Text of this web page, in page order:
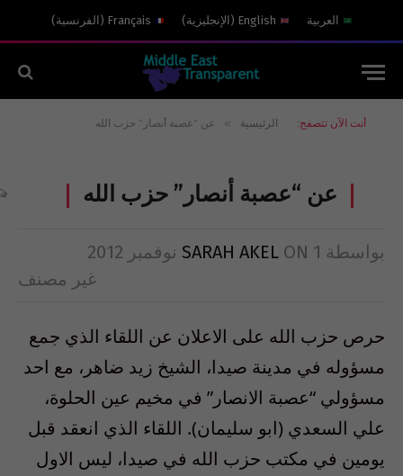
العربية English
( الإنجليزية)
Français
( الفرنسية)
أنت الآن تتصفح: الرئيسية » عن “عصبة أنصار” حزب الله
عن “عصبة أنصار” حزب الله
بواسطة SARAH AKEL ON 1 نوفمبر 2012
غير مصنف
حرص حزب الله على الاعلان عن اللقاء الذي جمع
مسؤوله في مدينة صيدا، الشيخ زيد ضاهر، مع احد
مسؤولي “عصبة الانصار” في مخيم عين الحلوة،
علي السعدي (ابو سليمان). اللقاء الذي انعقد قبل
يومين في مكتب حزب الله في صيدا، ليس الاول